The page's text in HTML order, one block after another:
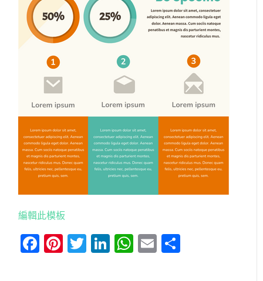
編輯此模板
Facebook
Pinterest
Twitter
LinkedIn
WhatsApp
Email